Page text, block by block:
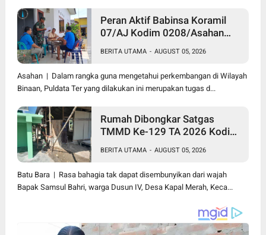
Peran Aktif Babinsa Koramil
07/AJ Kodim 0208/Asahan
Kantor Desa Air Joman
BERITA UTAMA - AUGUST 05, 2026
Asahan | Dalam rangka guna mengetahui perkembangan di Wilayah
Binaan, Puldata Ter yang dilakukan ini merupakan tugas d...
Rumah Dibongkar Satgas
TMMD Ke-129 TA 2026 Kodim
Bahri Bahagia Impiannya Miliki
Rumah Layak Huni Segera
Terwujud
BERITA UTAMA - AUGUST 05, 2026
Batu Bara | Rasa bahagia tak dapat disembunyikan dari wajah
Bapak Samsul Bahri, warga Dusun IV, Desa Kapal Merah, Keca...